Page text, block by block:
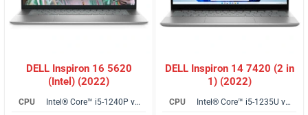
DELL Inspiron 16 5620
(Intel) (2022)
CPU
Intel® Core™ i5-1240P vPro
DELL Inspiron 14 7420 (2 in
1) (2022)
CPU
Intel® Core™ i5-1235U vPro